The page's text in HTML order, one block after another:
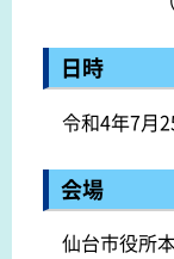
日時
令和4年7月
会場
仙台市役所